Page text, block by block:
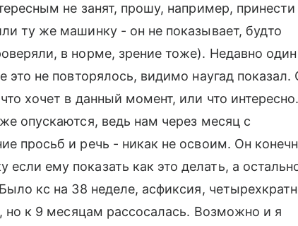
не занят, прошу, например, принести
ту же машинку - он не показывает, будто
в норме, зрение тоже). Недавно один
не повторялось, видимо наугад показал.
хочет в данный момент, или что интересно.
опускаются, ведь нам через месяц с
просьб и речь - никак не освоим. Он
ему показать как это делать, а
кс на 38 неделе, асфиксия,
но к 9 месяцам рассосалась. Возможно и я